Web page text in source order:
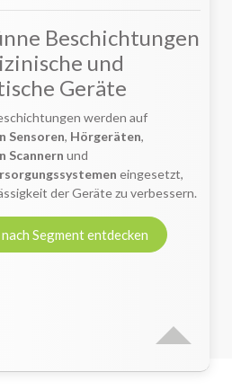
Beschichtungen
und
Geräte
werden auf
Sensoren, Hörgeräten,
Scannern und
eingesetzt,
der Geräte zu verbessern.
Segment entdecken